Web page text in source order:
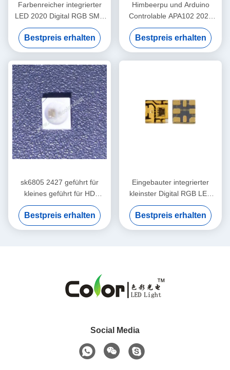
Farbenreicher integrierter
LED 2020 Digital RGB SMD
LED Chip APA102
Bestpreis erhalten
Himbeerpu und Arduino
Controlable APA102 2020
Smart LED für DIY-Projekt
Bestpreis erhalten
sk6805 2427 geführt für
kleines geführt für HD
geführte Anzeige P3
Bestpreis erhalten
Eingebauter integrierter
kleinster Digital RGB LED
Chip APA102 2020 SDM
LED ICs
Bestpreis erhalten
Social Media